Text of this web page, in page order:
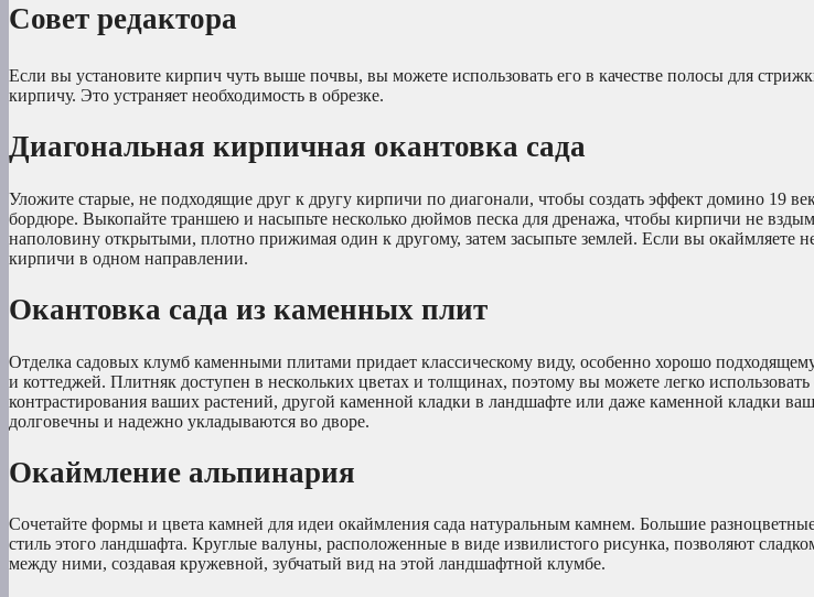
Совет редактора
Если вы установите кирпич чуть выше почвы, вы можете использовать его в качестве полосы для
кирпичу. Это устраняет необходимость в обрезке.
Диагональная кирпичная окантовка сада
Уложите старые, не подходящие друг к другу кирпичи по диагонали, чтобы создать эффект домино 19
бордюре. Выкопайте траншею и насыпьте несколько дюймов песка для дренажа, чтобы кирпичи не
наполовину открытыми, плотно прижимая один к другому, затем засыпьте землей. Если вы окаймляете
кирпичи в одном направлении.
Окантовка сада из каменных плит
Отделка садовых клумб каменными плитами придает классическому виду, особенно хорошо
и коттеджей. Плитняк доступен в нескольких цветах и толщинах, поэтому вы можете легко использовать
контрастирования ваших растений, другой каменной кладки в ландшафте или даже каменной кладки
долговечны и надежно укладываются во дворе.
Окаймление альпинария
Сочетайте формы и цвета камней для идеи окаймления сада натуральным камнем. Большие
стиль этого ландшафта. Круглые валуны, расположенные в виде извилистого рисунка, позволяют
между ними, создавая кружевной, зубчатый вид на этой ландшафтной клумбе.